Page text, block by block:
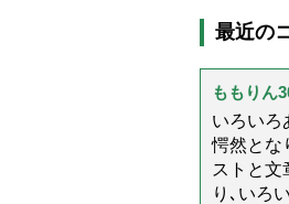
最近の
ももりん
いろいろ
愕然とな
ストと
り､いろ